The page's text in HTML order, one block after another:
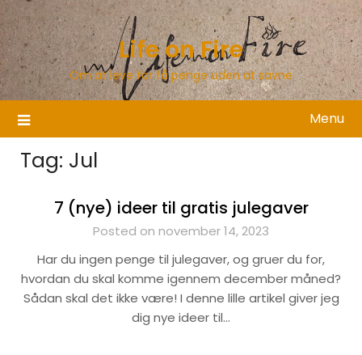
Skip
to
content
Life on Fire
Om at leve for få penge uden at savne
Menu
Tag: Jul
7 (nye) ideer til gratis julegaver
Posted on november 14, 2023
Har du ingen penge til julegaver, og gruer du for,
hvordan du skal komme igennem december måned?
Sådan skal det ikke være! I denne lille artikel giver jeg
dig nye ideer til…